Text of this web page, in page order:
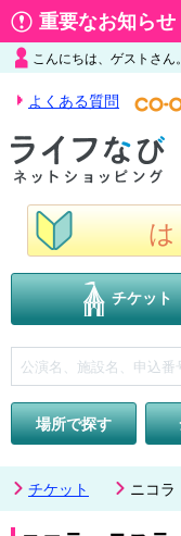
重要なお知らせ
こんにちは、ゲストさん。
よくある質問
チケット
場所で探す
チケット ニコラ